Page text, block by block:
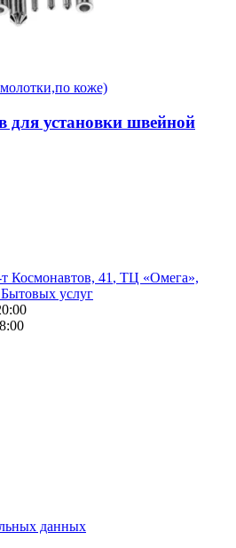
коже)
для установки швейной
Космонавтов, 41, ТЦ «Омега»,
услуг
данных